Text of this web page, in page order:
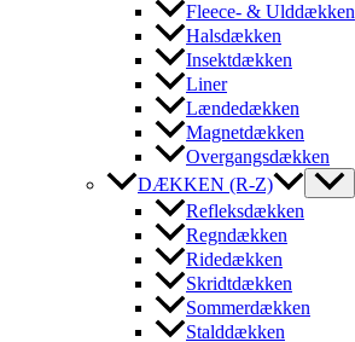
Fleece- & Ulddækken
Halsdækken
Insektdækken
Liner
Lændedækken
Magnetdækken
Overgangsdækken
DÆKKEN (R-Z)
Refleksdækken
Regndækken
Ridedækken
Skridtdækken
Sommerdækken
Stalddækken